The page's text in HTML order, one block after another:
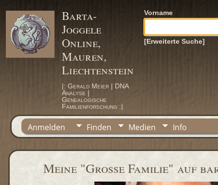
Barta-
Joggele
Online,
Mauren,
Liechtenstein
|: Gerald Meier | DNA
Analyse |
Genealogische
Familienforschung :|
Vorname
[Erweiterte Suche]
Anmelden Finden Medien Info
Meine "Grosse Familie" auf